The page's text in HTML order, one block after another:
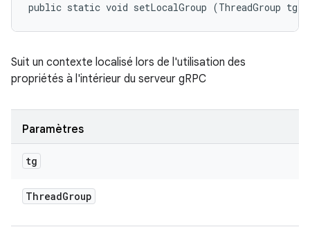
public static void setLocalGroup (ThreadGroup tg)
Suit un contexte localisé lors de l'utilisation des
propriétés à l'intérieur du serveur gRPC
Paramètres
tg
ThreadGroup